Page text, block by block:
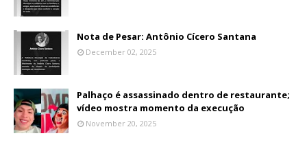
Nota de Pesar: Antônio Cícero Santana
December 02, 2025
Palhaço é assassinado dentro de restaurante;
vídeo mostra momento da execução
November 20, 2025